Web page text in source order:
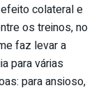
efeito colateral e
os treinos, no
faz levar a
para várias
para ansioso,